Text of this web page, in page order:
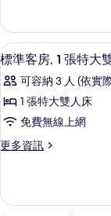
單
人
床
的
所
有
相
客
房,
2
單
人
的
詳
情
顯
示
標
準
客
房,
張
特
3
標準客房, 1 張特大
可容納 3 人 (依實
1 張特大雙人床
免費無線上網
更多資訊
更
客